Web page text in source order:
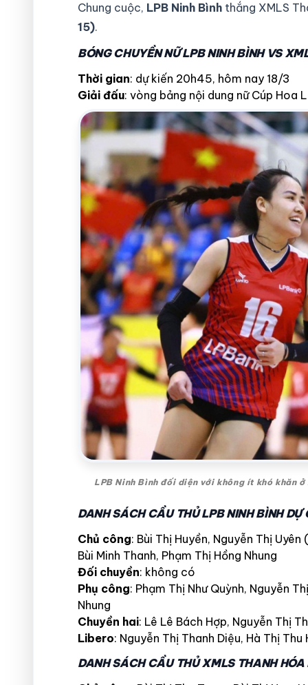
Chung cuộc, LPB Ninh Bình thắng XMLS
15).
BÓNG CHUYỀN NỮ LPB NINH BÌNH VS
Thời gian: dự kiến 20h45, hôm nay 18/3
Giải đấu: vòng bảng nội dung nữ Cúp Hoa
LPB Ninh Bình đối diện với không ít khó khăn
DANH SÁCH CẦU THỦ LPB NINH BÌNH
Chủ công: Bùi Thị Huyền, Nguyễn Thị
Bùi Minh Thanh, Phạm Thị Hồng Nhung
Đối chuyền: không có
Phụ công: Phạm Thị Như Quỳnh, Nguyễn
Nhung
Chuyền hai: Lê Lê Bách Hợp, Nguyễn Thị
Libero: Nguyễn Thị Thanh Diệu, Hà Thị Thu
DANH SÁCH CẦU THỦ XMLS THANH